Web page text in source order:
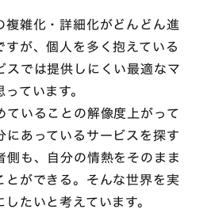
複雑化・詳細化がどんどん進
が、個人を多く抱えている
スでは提供しにくい最適なマ
ています。
ていることの解像度上がって
にあっているサービスを探す
側も、自分の情熱をそのまま
とができる。そんな世界を実
たいと考えています。